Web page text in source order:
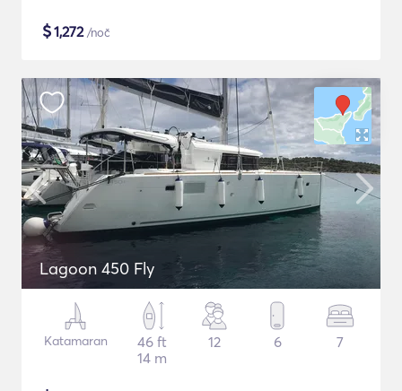
$1,272/noč
Lagoon 450 Fly
Katamaran
46 ft
14 m
12 6 7